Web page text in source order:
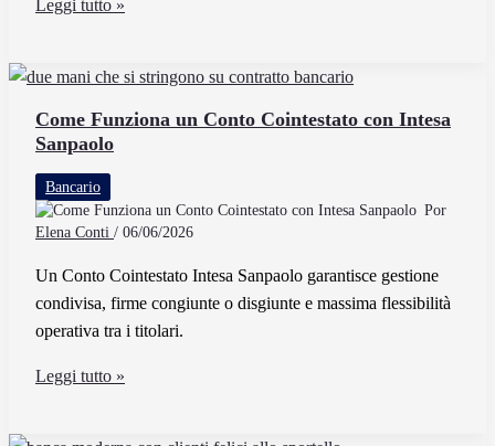
Cos’è
Rurale
Volano
e
quali
servizi
offre
clienti
Leggi tutto »
Come Funziona un Conto Cointestato con Intesa
Sanpaolo
Bancario
Por
Elena Conti / 06/06/2026
Un Conto Cointestato Intesa Sanpaolo garantisce gestione
condivisa, firme congiunte o disgiunte e massima flessibilità
operativa tra i titolari.
Come
Leggi tutto »